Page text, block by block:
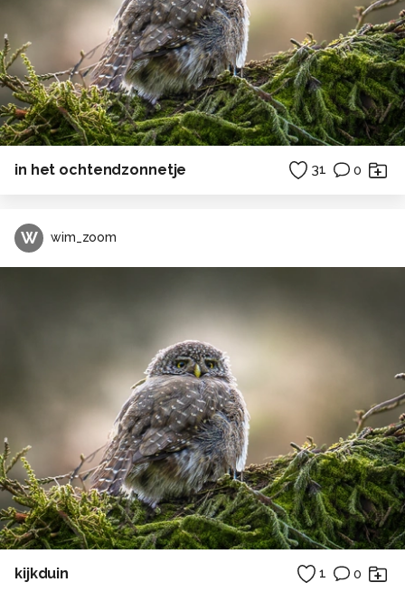
in het ochtendzonnetje 31 0
W wim_zoom
kijkduin 1 0